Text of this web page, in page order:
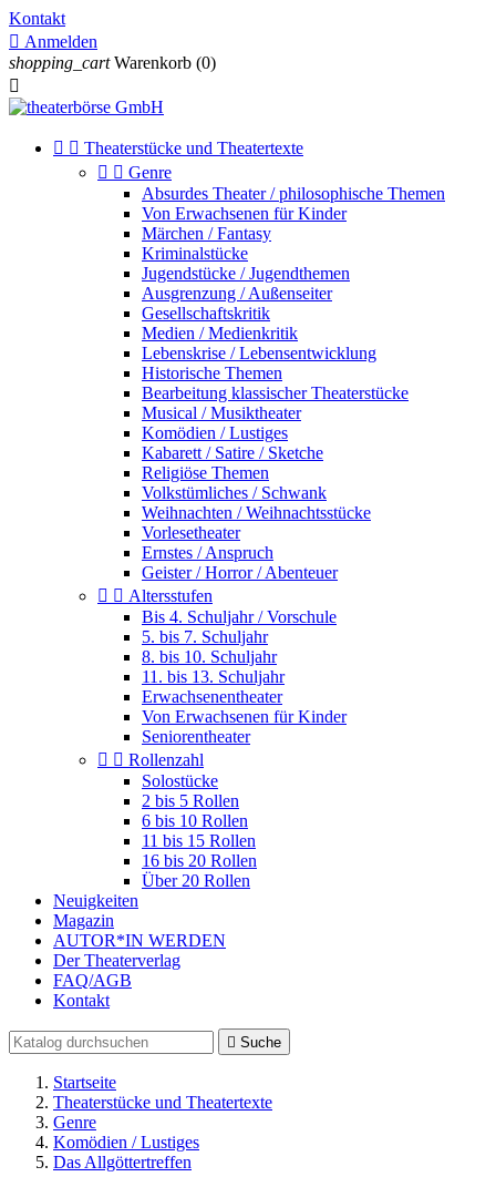
Kontakt
 Anmelden
shopping_cart Warenkorb (0)

  Theaterstücke und Theatertexte
  Genre
Absurdes Theater / philosophische Themen
Von Erwachsenen für Kinder
Märchen / Fantasy
Kriminalstücke
Jugendstücke / Jugendthemen
Ausgrenzung / Außenseiter
Gesellschaftskritik
Medien / Medienkritik
Lebenskrise / Lebensentwicklung
Historische Themen
Bearbeitung klassischer Theaterstücke
Musical / Musiktheater
Komödien / Lustiges
Kabarett / Satire / Sketche
Religiöse Themen
Volkstümliches / Schwank
Weihnachten / Weihnachtsstücke
Vorlesetheater
Ernstes / Anspruch
Geister / Horror / Abenteuer
  Altersstufen
Bis 4. Schuljahr / Vorschule
5. bis 7. Schuljahr
8. bis 10. Schuljahr
11. bis 13. Schuljahr
Erwachsenentheater
Von Erwachsenen für Kinder
Seniorentheater
  Rollenzahl
Solostücke
2 bis 5 Rollen
6 bis 10 Rollen
11 bis 15 Rollen
16 bis 20 Rollen
Über 20 Rollen
Neuigkeiten
Magazin
AUTOR*IN WERDEN
Der Theaterverlag
FAQ/AGB
Kontakt
 Suche
Startseite
Theaterstücke und Theatertexte
Genre
Komödien / Lustiges
Das Allgöttertreffen